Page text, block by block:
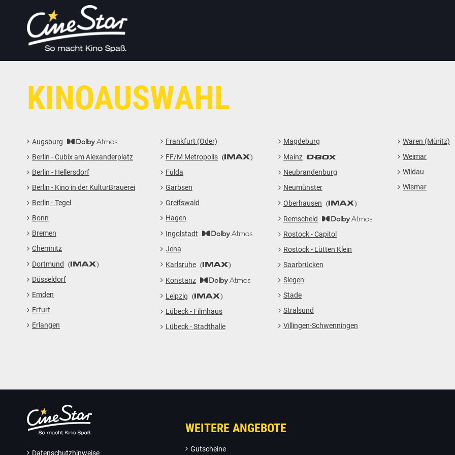
KINOAUSWAHL
Augsburg
Berlin - Cubix am Alexanderplatz
Berlin - Hellersdorf
Berlin - Kino in der KulturBrauerei
Berlin - Tegel
Bonn
Bremen
Chemnitz
Dortmund
Düsseldorf
Emden
Erfurt
Erlangen
Frankfurt (Oder)
FF/M Metropolis
Fulda
Garbsen
Greifswald
Hagen
Ingolstadt
Jena
Karlsruhe
Konstanz
Leipzig
Lübeck - Filmhaus
Lübeck - Stadthalle
Magdeburg
Mainz
Neubrandenburg
Neumünster
Oberhausen
Remscheid
Rostock - Capitol
Rostock - Lütten Klein
Saarbrücken
Siegen
Stade
Stralsund
Villingen-Schwenningen
Waren (Müritz)
Weimar
Wildau
Wismar
Datenschutzhinweise
WEITERE ANGEBOTE
Gutscheine